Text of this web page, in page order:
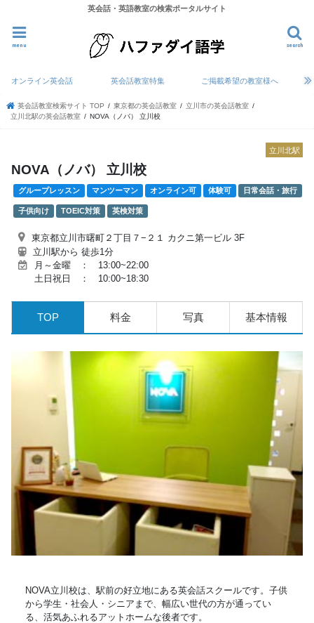
英会話・英語教室の検索ポータルサイト
search
menu
オンライン英会話 英会話教室特集 ご掲載希望の教室様へ
英会話教室検索サイト TOP 東京都の英会話教室
立川市の英会話教室
立川北駅の英会話教室
NOVA（ノバ） 立川校
立川北駅
NOVA（ノバ） 立川校
グループレッスン マンツーマン オンライン可 体験可 日常会話・旅行
子供向け TOEIC対策 英検対策
東京都立川市曙町２丁目７−２１ カクニ第一ビル 3F
立川駅から 徒歩1分
月～金曜 ： 13:00~22:00
土日祝日 ： 10:00~18:30
TOP 料金 写真 基本情報
NOVA立川校は、駅前の好立地にある英会話スクールです。子供
から学生・社会人・シニアまで、幅広い世代の方が通ってい
る、活気あふれるアットホームな後者です。